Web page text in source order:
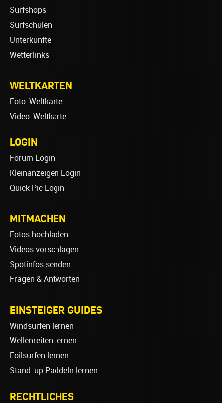
Surfshops
Surfschulen
Unterkünfte
Wetterlinks
WELTKARTEN
Foto-Weltkarte
Video-Weltkarte
LOGIN
Forum Login
Kleinanzeigen Login
Quick Pic Login
MITMACHEN
Fotos hochladen
Videos vorschlagen
Spotinfos senden
Fragen & Antworten
EINSTEIGER GUIDES
Windsurfen lernen
Wellenreiten lernen
Foilsurfen lernen
Stand-up Paddeln lernen
RECHTLICHES